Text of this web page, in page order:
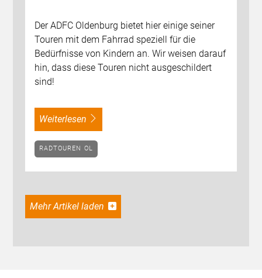
Der ADFC Oldenburg bietet hier einige seiner
Touren mit dem Fahrrad speziell für die
Bedürfnisse von Kindern an. Wir weisen darauf
hin, dass diese Touren nicht ausgeschildert
sind!
weiterlesen
RADTOUREN OL
Mehr Artikel laden